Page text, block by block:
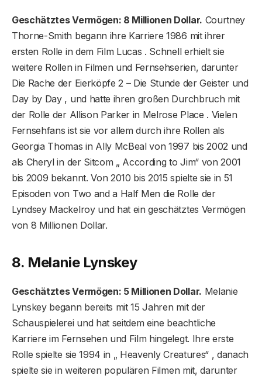
Geschätztes Vermögen: 8 Millionen Dollar. Courtney
Thorne-Smith begann ihre Karriere 1986 mit ihrer
ersten Rolle in dem Film Lucas . Schnell erhielt sie
weitere Rollen in Filmen und Fernsehserien, darunter
Die Rache der Eierköpfe 2 – Die Stunde der Geister und
Day by Day , und hatte ihren großen Durchbruch mit
der Rolle der Allison Parker in Melrose Place . Vielen
Fernsehfans ist sie vor allem durch ihre Rollen als
Georgia Thomas in Ally McBeal von 1997 bis 2002 und
als Cheryl in der Sitcom „ According to Jim“ von 2001
bis 2009 bekannt. Von 2010 bis 2015 spielte sie in 51
Episoden von Two and a Half Men die Rolle der
Lyndsey Mackelroy und hat ein geschätztes Vermögen
von 8 Millionen Dollar.
8. Melanie Lynskey
Geschätztes Vermögen: 5 Millionen Dollar. Melanie
Lynskey begann bereits mit 15 Jahren mit der
Schauspielerei und hat seitdem eine beachtliche
Karriere im Fernsehen und Film hingelegt. Ihre erste
Rolle spielte sie 1994 in „ Heavenly Creatures“ , danach
spielte sie in weiteren populären Filmen mit, darunter